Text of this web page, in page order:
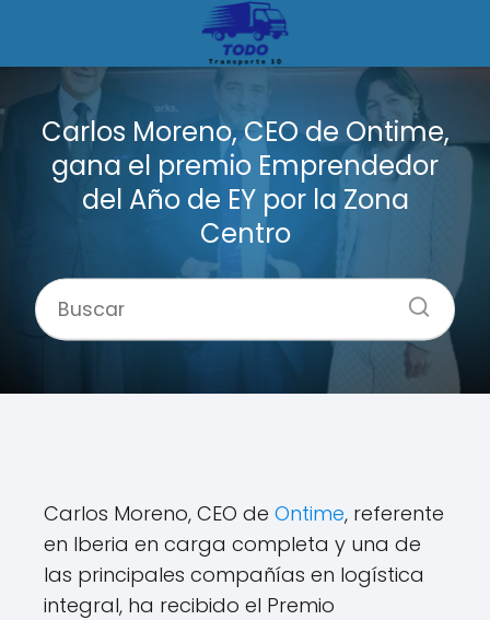
Carlos Moreno, CEO de Ontime,
gana el premio Emprendedor
del Año de EY por la Zona
Centro
Carlos Moreno, CEO de Ontime, referente
en Iberia en carga completa y una de
las principales compañías en logística
integral, ha recibido el Premio